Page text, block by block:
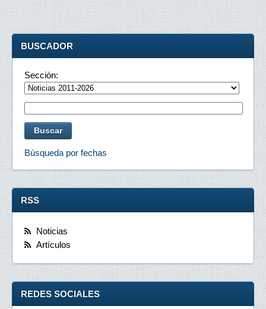
BUSCADOR
Sección:
Búsqueda por fechas
RSS
Noticias
Artículos
REDES SOCIALES